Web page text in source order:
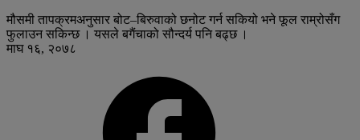
मौसमी तापक्रमअनुसार बोट–बिरुवाको छनोट गर्न सकियो भने फूल राम्रोसँग
फुलाउन सकिन्छ । यसले बगैंचाको सौन्दर्य पनि बढ्छ ।
माघ १६, २०७८